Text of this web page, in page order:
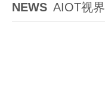
NEWS AIOT视界